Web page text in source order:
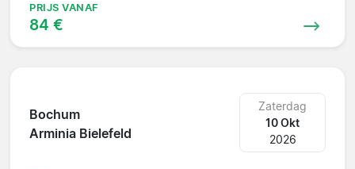
PRIJS VANAF
84 €
Bochum
Arminia Bielefeld
Zaterdag
10 Okt
2026